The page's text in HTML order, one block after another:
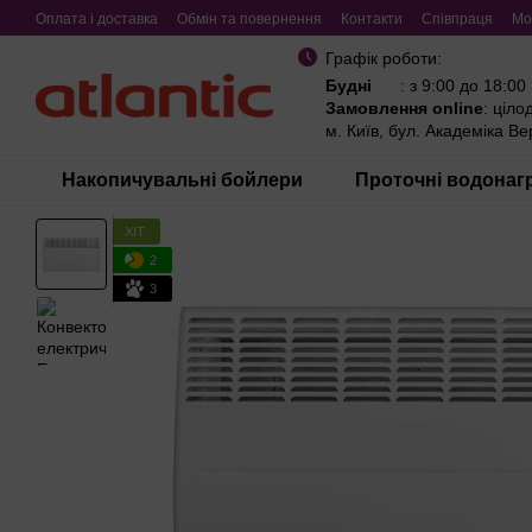
Перейти до основного контенту
Оплата і доставка Обмін та повернення Контакти Співпраця
Графік роботи:
Будні
: з 9:00 до 18:00
Замовлення online:
м. Київ, бул. Академіка
Накопичувальні бойлери Проточні
ХІТ
2
3